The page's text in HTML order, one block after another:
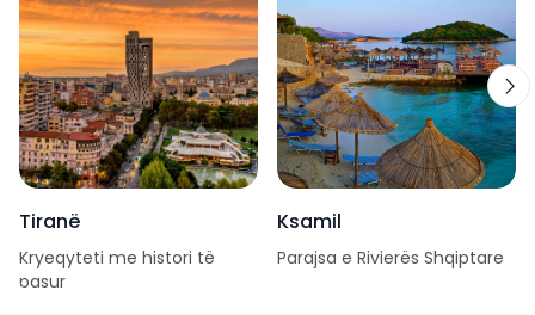
Tiranë
Kryeqyteti me histori të
pasur
Ksamil
Parajsa e Rivierës Shqiptare